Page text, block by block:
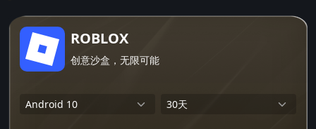
ROBLOX
创意沙盒，无限可能